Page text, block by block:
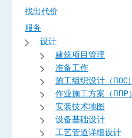
找出代价
服务
设计
建筑项目管理
准备工作
施工组织设计（ПОС）
作业施工方案（ППР）
安装技术地图
设备基础设计
工艺管道详细设计